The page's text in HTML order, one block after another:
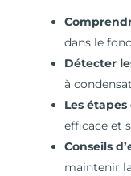
dans le
Détecter
à
Les
efficace et
Conseils
maintenir